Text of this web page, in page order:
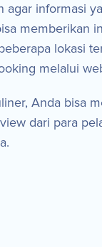
agar informasi
memberikan
lokasi
melalui
Anda bisa
dari para